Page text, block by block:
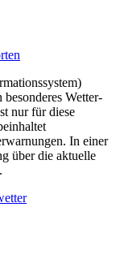
besonderes Wetter-
nur für diese
In einer
über die aktuelle